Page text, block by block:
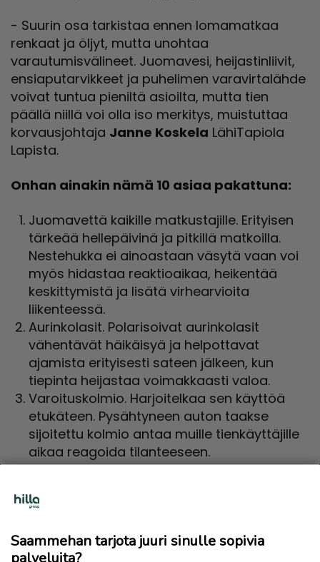
- Suurin osa tarkistaa ennen lomamatkaa
renkaat ja öljyt, mutta unohtaa
varautumisvälineet. Juomavesi, heijastinliivit,
ensiaputarvikkeet ja puhelimen varavirtalähde
voivat tuntua pieniltä asioilta, mutta tien
päällä niillä voi olla iso merkitys, muistuttaa
korvausjohtaja Janne Koskela LähiTapiola
Lapista.
Onhan ainakin nämä 10 asiaa pakattuna:
Juomavettä kaikille matkustajille. Erityisen
tärkeää hellepäivinä ja pitkillä matkoilla.
Nestehukka ei ainoastaan väsytä vaan voi
myös hidastaa reaktioaikaa, heikentää
keskittymistä ja lisätä virhearvioita
liikenteessä.
Aurinkolasit. Polarisoivat aurinkolasit
vähentävät häikäisyä ja helpottavat
ajamista erityisesti sateen jälkeen, kun
tiepinta heijastaa voimakkaasti valoa.
Varoituskolmio. Harjoitelkaa sen käyttöä
etukäteen. Pysähtyneen auton taakse
sijoitettu kolmio antaa muille tienkäyttäjille
aikaa reagoida tilanteeseen.
LähiTapiolan hätäpalvelun
24/7: +358 8000 4531.
haavereissa kuin vakavammissakin
Saammehan tarjota juuri sinulle sopivia
palveluita?